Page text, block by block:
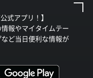
式アプリ！】
報やマイタイムテー
ど当日便利な情報が